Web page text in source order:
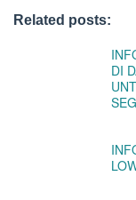
Related posts:
DI